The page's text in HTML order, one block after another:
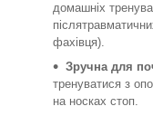
домашніх
фахівця).
Зручна для
тренуватися з
на носках стоп.